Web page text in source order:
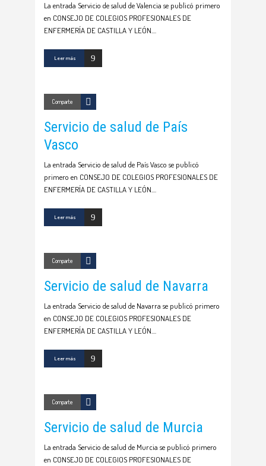
La entrada Servicio de salud de Valencia se publicó primero
en CONSEJO DE COLEGIOS PROFESIONALES DE
ENFERMERÍA DE CASTILLA Y LEÓN.
Leer más
Comparte
Servicio de salud de País
Vasco
La entrada Servicio de salud de País Vasco se publicó
primero en CONSEJO DE COLEGIOS PROFESIONALES DE
ENFERMERÍA DE CASTILLA Y LEÓN.
Leer más
Comparte
Servicio de salud de Navarra
La entrada Servicio de salud de Navarra se publicó primero
en CONSEJO DE COLEGIOS PROFESIONALES DE
ENFERMERÍA DE CASTILLA Y LEÓN.
Leer más
Comparte
Servicio de salud de Murcia
La entrada Servicio de salud de Murcia se publicó primero
en CONSEJO DE COLEGIOS PROFESIONALES DE